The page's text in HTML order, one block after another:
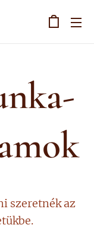
szeretnék az